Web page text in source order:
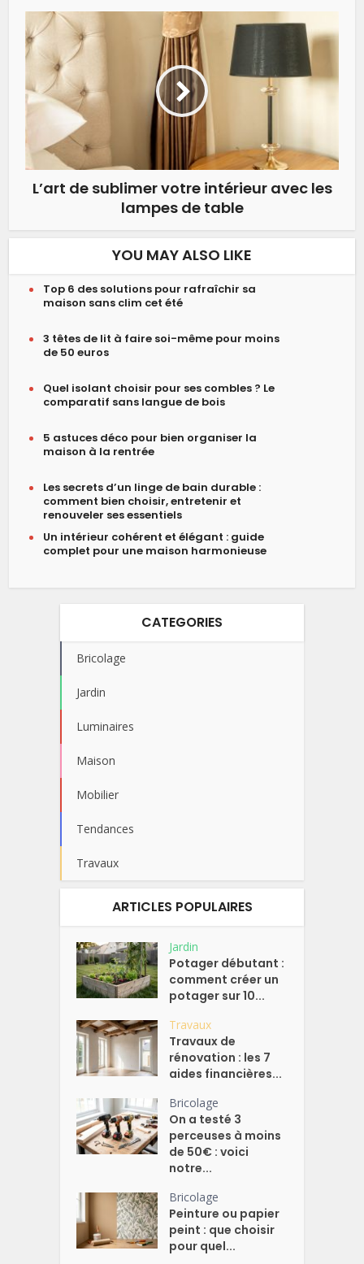
L’art de sublimer votre intérieur avec les
lampes de table
YOU MAY ALSO LIKE
Top 6 des solutions pour rafraîchir sa
maison sans clim cet été
3 têtes de lit à faire soi-même pour moins
de 50 euros
Quel isolant choisir pour ses combles ? Le
comparatif sans langue de bois
5 astuces déco pour bien organiser la
maison à la rentrée
Les secrets d’un linge de bain durable :
comment bien choisir, entretenir et
renouveler ses essentiels
Un intérieur cohérent et élégant : guide
complet pour une maison harmonieuse
CATEGORIES
Bricolage
Jardin
Luminaires
Maison
Mobilier
Tendances
Travaux
ARTICLES POPULAIRES
Jardin
Potager débutant :
comment créer un
potager sur 10...
Travaux
Travaux de
rénovation : les 7
aides financières...
Bricolage
On a testé 3
perceuses à moins
de 50€ : voici
notre...
Bricolage
Peinture ou papier
peint : que choisir
pour quel...